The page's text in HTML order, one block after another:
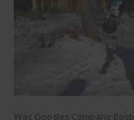
Was Googles Company